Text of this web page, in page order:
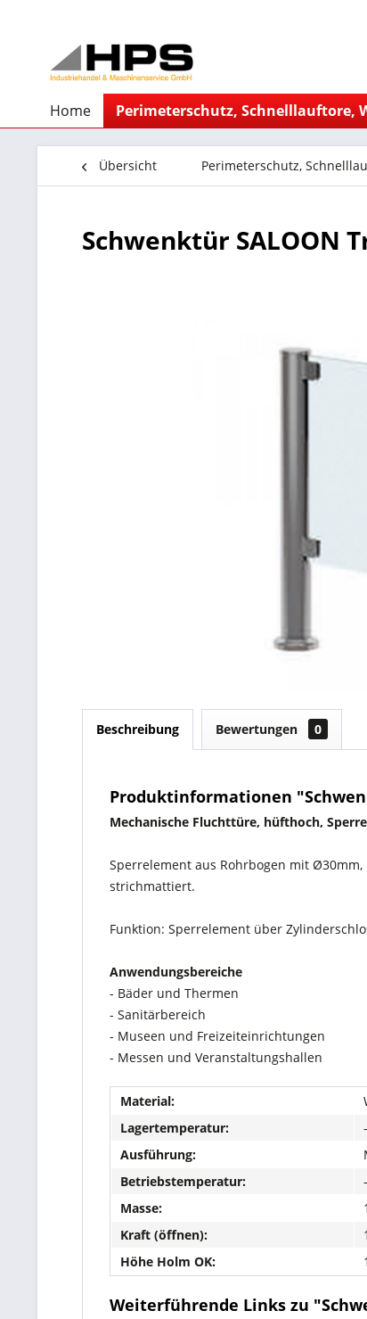
Home Perimeterschutz, Schnelllauftore,
Übersicht Perimeterschutz,
Schwenktür SALOON
Beschreibung Bewertungen 0
Produktinformationen
Mechanische Fluchttüre, hüfthoch,
Sperrelement aus Rohrbogen mit
strichmattiert.
Funktion: Sperrelement über
Anwendungsbereiche
- Bäder und Thermen
- Sanitärbereich
- Museen und Freizeiteinrichtungen
- Messen und Veranstaltungshallen
Material:
Lagertemperatur:
Ausführung:
Betriebstemperatur:
Masse:
Kraft (öffnen):
Höhe Holm OK:
Weiterführende Links zu